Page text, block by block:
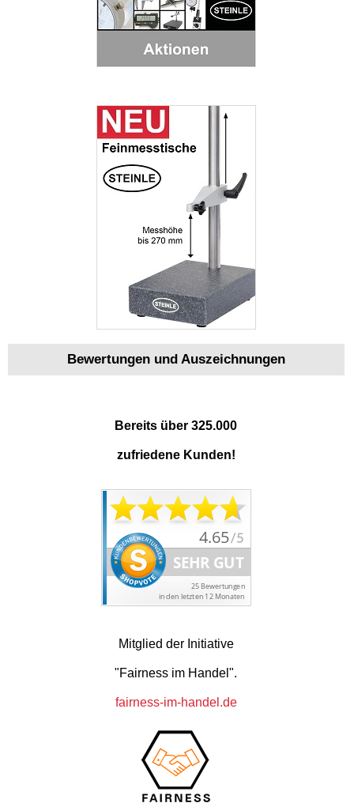
Bewertungen und Auszeichnungen
Bereits über 325.000
zufriedene Kunden!
Mitglied der Initiative
"Fairness im Handel".
fairness-im-handel.de